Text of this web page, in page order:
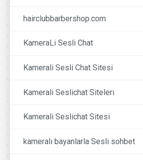
hairclubbarbershop.com
KameraLi Sesli Chat
Kamerali Sesli Chat Sitesi
Kamerali Seslichat Siteleri
Kamerali Seslichat Sitesi
kameralı bayanlarla Sesli sohbet